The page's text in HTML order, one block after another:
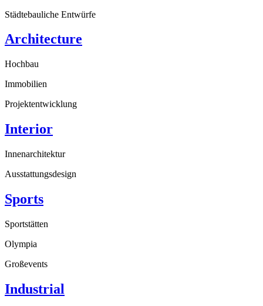
Städtebauliche Entwürfe
Architecture
Hochbau
Immobilien
Projektentwicklung
Interior
Innenarchitektur
Ausstattungsdesign
Sports
Sportstätten
Olympia
Großevents
Industrial